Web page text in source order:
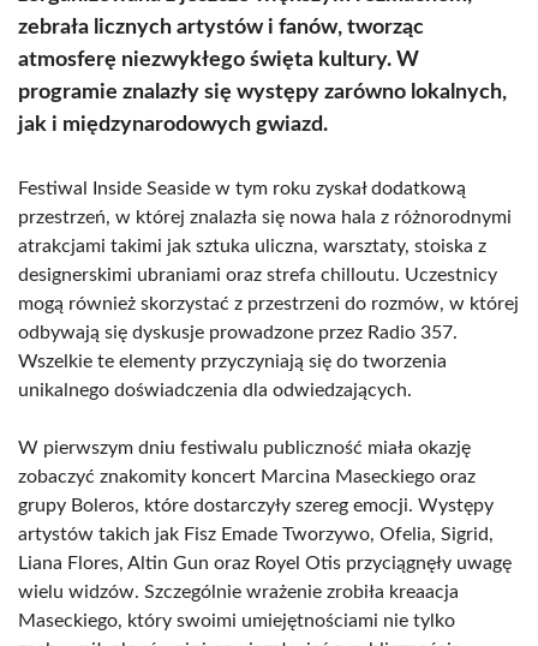
zebrała licznych artystów i fanów, tworząc
atmosferę niezwykłego święta kultury. W
programie znalazły się występy zarówno lokalnych,
jak i międzynarodowych gwiazd.
Festiwal Inside Seaside w tym roku zyskał dodatkową
przestrzeń, w której znalazła się nowa hala z różnorodnymi
atrakcjami takimi jak sztuka uliczna, warsztaty, stoiska z
designerskimi ubraniami oraz strefa chilloutu. Uczestnicy
mogą również skorzystać z przestrzeni do rozmów, w której
odbywają się dyskusje prowadzone przez Radio 357.
Wszelkie te elementy przyczyniają się do tworzenia
unikalnego doświadczenia dla odwiedzających.
W pierwszym dniu festiwalu publiczność miała okazję
zobaczyć znakomity koncert Marcina Maseckiego oraz
grupy Boleros, które dostarczyły szereg emocji. Występy
artystów takich jak Fisz Emade Tworzywo, Ofelia, Sigrid,
Liana Flores, Altin Gun oraz Royel Otis przyciągnęły uwagę
wielu widzów. Szczególnie wrażenie zrobiła kreaacja
Maseckiego, który swoimi umiejętnościami nie tylko